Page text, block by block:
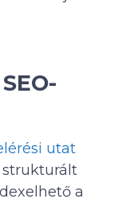
utat
strukturált
a